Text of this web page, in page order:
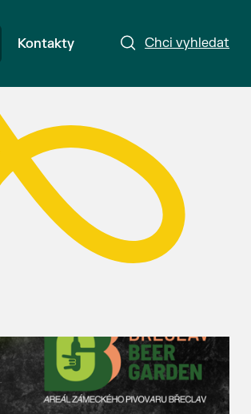
Chci vyhledat
Kontakty